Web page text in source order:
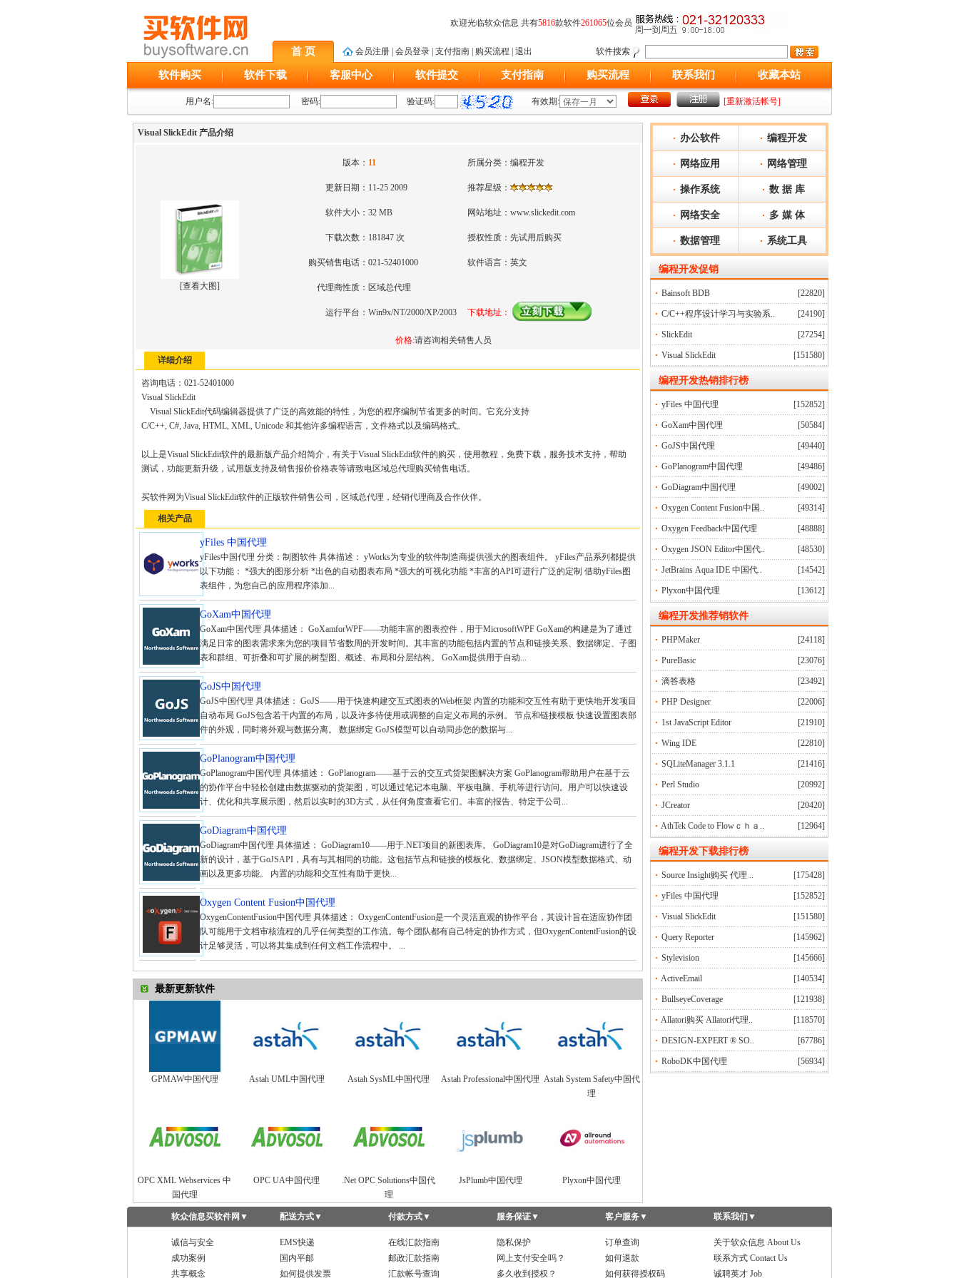
欢迎光临软众信息 共有5816款软件261065位会员
首 页 会员注册 会员登录 支付指南 购买流程 退出 软件搜索
软件购买 软件下载 客服中心 软件提交 支付指南 购买流程 联系我们 收藏本站
用户名: 密码: 验证码: 有效期: [重新激活帐号]
Visual SlickEdit 产品介绍
[查看大图]
版本： 11 所属分类： 编程开发
更新日期： 11-25 2009 推荐星级：
软件大小： 32 MB 网站地址： www.slickedit.com
下载次数： 181847 次 授权性质： 先试用后购买
购买销售电话： 021-52401000 软件语言： 英文
代理商性质： 区域总代理
运行平台： Win9x/NT/2000/XP/2003 下载地址：
价格:请咨询相关销售人员
详细介绍
咨询电话：021-52401000
Visual SlickEdit
Visual SlickEdit代码编辑器提供了广泛的高效能的特性，为您的程序编制节省更多的时间。它充分支持
C/C++, C#, Java, HTML, XML, Unicode 和其他许多编程语言，文件格式以及编码格式。
以上是Visual SlickEdit软件的最新版产品介绍简介，有关于Visual SlickEdit软件的购买，使用教程，免费下载，服务技术支持，帮助
测试，功能更新升级，试用版支持及销售报价价格表等请致电区域总代理购买销售电话。
买软件网为Visual SlickEdit软件的正版软件销售公司，区域总代理，经销代理商及合作伙伴。
相关产品
yFiles 中国代理
yFiles中国代理 分类：制图软件 具体描述： yWorks为专业的软件制造商提供强大的图表组件。 yFiles产品系列都提供
以下功能： *强大的图形分析 *出色的自动图表布局 *强大的可视化功能 *丰富的API可进行广泛的定制 借助yFiles图
表组件，为您自己的应用程序添加...
GoXam中国代理
GoXam中国代理 具体描述： GoXamforWPF——功能丰富的图表控件，用于MicrosoftWPF GoXam的构建是为了通过
满足日常的图表需求来为您的项目节省数周的开发时间。其丰富的功能包括内置的节点和链接关系、数据绑定、子图
表和群组、可折叠和可扩展的树型图、概述、布局和分层结构。 GoXam提供用于自动...
GoJS中国代理
GoJS中国代理 具体描述： GoJS——用于快速构建交互式图表的Web框架 内置的功能和交互性有助于更快地开发项目
自动布局 GoJS包含若干内置的布局，以及许多待使用或调整的自定义布局的示例。 节点和链接模板 快速设置图表部
件的外观，同时将外观与数据分离。 数据绑定 GoJS模型可以自动同步您的数据与...
GoPlanogram中国代理
GoPlanogram中国代理 具体描述： GoPlanogram——基于云的交互式货架图解决方案 GoPlanogram帮助用户在基于云
的协作平台中轻松创建由数据驱动的货架图，可以通过笔记本电脑、平板电脑、手机等进行访问。用户可以快速设
计、优化和共享展示图，然后以实时的3D方式，从任何角度查看它们。丰富的报告、特定于公司...
GoDiagram中国代理
GoDiagram中国代理 具体描述： GoDiagram10——用于.NET项目的新图表库。 GoDiagram10是对GoDiagram进行了全
新的设计，基于GoJSAPI，具有与其相同的功能。这包括节点和链接的模板化、数据绑定、JSON模型数据格式、动
画以及更多功能。 内置的功能和交互性有助于更快...
Oxygen Content Fusion中国代理
OxygenContentFusion中国代理 具体描述： OxygenContentFusion是一个灵活直观的协作平台，其设计旨在适应协作团
队可能用于文档审核流程的几乎任何类型的工作流。每个团队都有自己特定的协作方式，但OxygenContentFusion的设
计足够灵活，可以将其集成到任何文档工作流程中。 ...
最新更新软件
GPMAW中国代理 Astah UML中国代理 Astah SysML中国代理 Astah Professional中国代理 Astah System Safety中国代
理
OPC XML Webservices 中
国代理
OPC UA中国代理
.Net OPC Solutions中国代
理
JsPlumb中国代理 Plyxon中国代理
办公软件 编程开发
网络应用 网络管理
操作系统 数 据 库
网络安全 多 媒 体
数据管理 系统工具
编程开发促销
Bainsoft BDB [22820]
C/C++程序设计学习与实验系.. [24190]
SlickEdit [27254]
Visual SlickEdit [151580]
编程开发热销排行榜
yFiles 中国代理 [152852]
GoXam中国代理 [50584]
GoJS中国代理 [49440]
GoPlanogram中国代理 [49486]
GoDiagram中国代理 [49002]
Oxygen Content Fusion中国.. [49314]
Oxygen Feedback中国代理 [48888]
Oxygen JSON Editor中国代.. [48530]
JetBrains Aqua IDE 中国代.. [14542]
Plyxon中国代理 [13612]
编程开发推荐销软件
PHPMaker [24118]
PureBasic [23076]
滴答表格 [23492]
PHP Designer [22006]
1st JavaScript Editor [21910]
Wing IDE [22810]
SQLiteManager 3.1.1 [21416]
Perl Studio [20992]
JCreator [20420]
AthTek Code to Flowｃｈａ.. [12964]
编程开发下载排行榜
Source Insight购买 代理 .. [175428]
yFiles 中国代理 [152852]
Visual SlickEdit [151580]
Query Reporter [145962]
Stylevision [145666]
ActiveEmail [140534]
BullseyeCoverage [121938]
Allatori购买 Allatori代理.. [118570]
DESIGN-EXPERT ® SO.. [67786]
RoboDK中国代理 [56934]
软众信息买软件网 ▼ 配送方式▼ 付款方式▼ 服务保证▼ 客户服务▼ 联系我们 ▼
诚信与安全 EMS快递 在线汇款指南 隐私保护 订单查询
关于软众信息 About Us
成功案例
国内平邮 邮政汇款指南 网上支付安全吗？ 如何退款
联系方式 Contact Us
共享概念
如何提供发票 汇款帐号查询 多久收到授权？ 如何获得授权码 诚聘英才 Job